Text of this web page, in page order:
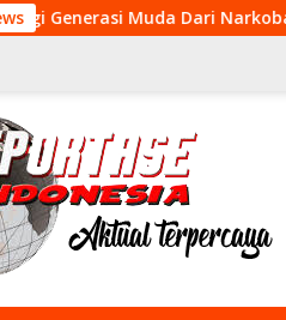
dan Pelanggaran